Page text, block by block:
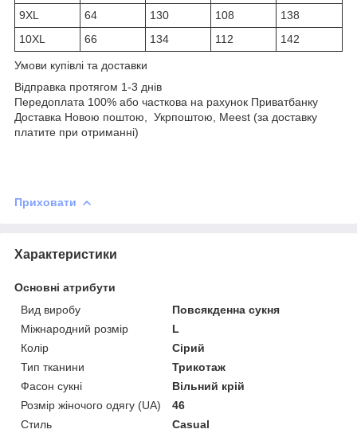
9XL 64 130 108
138
10XL
66 134 112 142
Умови купівлі та доставки
Відправка протягом 1-3 днів
Передоплата 100% або часткова на рахунок Приватбанку
Доставка Новою поштою, Укрпоштою, Meest (за доставку
платите при отриманні)
Приховати
Характеристики
Основні атрибути
Вид виробу
Повсякденна сукня
Міжнародний розмір
L
Колір
Сірий
Тип тканини
Трикотаж
Фасон сукні
Вільний крій
Розмір жіночого одягу (UA)
46
Стиль
Casual